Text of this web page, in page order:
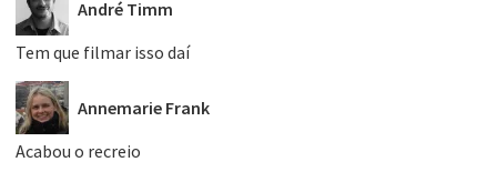
André Timm
Tem que filmar isso daí
Annemarie Frank
Acabou o recreio